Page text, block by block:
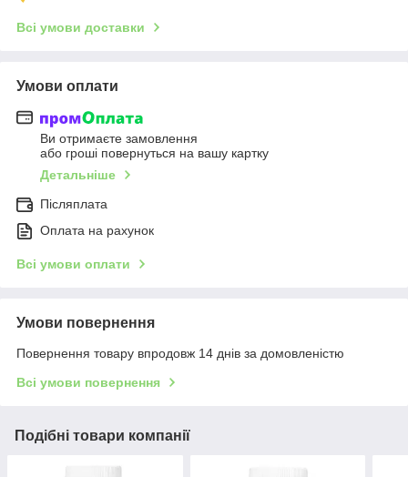
Всі умови доставки
Умови оплати
Ви отримаєте замовлення
або гроші повернуться на вашу картку
Детальніше
Післяплата
Оплата на рахунок
Всі умови оплати
Умови повернення
Повернення товару впродовж 14 днів за домовленістю
Всі умови повернення
Подібні товари компанії